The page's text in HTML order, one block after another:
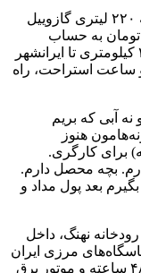
هاشم، غروب هفته اول اردیبهشت، ۱۳ بشکه ۲۲۰ لیتری گازوییل
بشکه، ۳ میلیون و ۸۰۰ هزار تومان به حساب
صاحب مندی پیرکنار واریز کرد و فاصله ۴۸۰ کیلومتری تا ایرانشهر
راند و بعد از دو ساعت استراحت، راه
نه آبی که بریم
هنوز
برای کارگری.
بچه محصل دارم.
بعد پول مداد و
نهنگ، داخل
مرزی ایران
و پاکستان، دلال‌های پاکستانی با جواز عبور ۴۸ ساعته و موتور برق